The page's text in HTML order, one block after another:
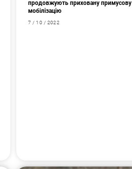
продовжують приховану примусову
мобілізацію
7 / 10 / 2022